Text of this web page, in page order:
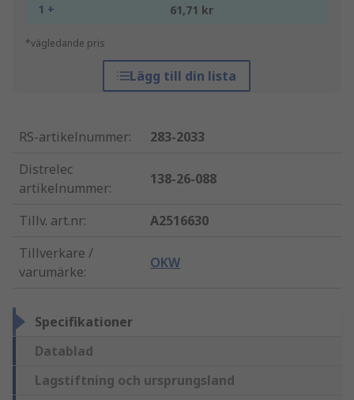
1 + 61,71 kr
*vägledande pris
Lägg till din lista
RS-artikelnummer:
283-2033
Distrelec
artikelnummer:
138-26-088
Tillv. art.nr:
A2516630
Tillverkare /
varumärke:
OKW
Specifikationer
Datablad
Lagstiftning och ursprungsland